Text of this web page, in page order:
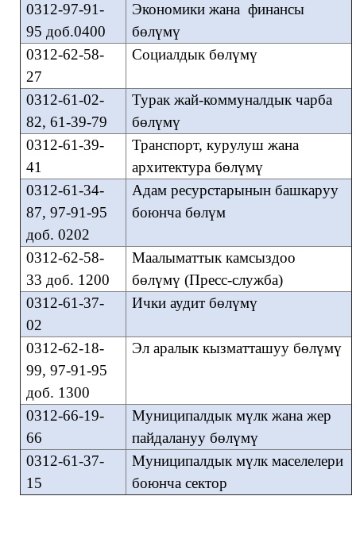
0312-97-91-
95 доб.0400
Экономики жана финансы
бөлүмү
0312-62-58-
27
Социалдык бөлүмү
0312-61-02-
82, 61-39-79
Турак жай-коммуналдык чарба
бөлүмү
0312-61-39-
41
Транспорт, курулуш жана
архитектура бөлүмү
0312-61-34-
87, 97-91-95
доб. 0202
Адам ресурстарынын башкаруу
боюнча бөлүм
0312-62-58-
33 доб. 1200
Маалыматтык камсыздоо
бөлүмү (Пресс-служба)
0312-61-37-
02
Ички аудит бөлүмү
0312-62-18-
99, 97-91-95
доб. 1300
Эл аралык кызматташуу бөлүмү
0312-66-19-
66
Муниципалдык мүлк жана жер
пайдалануу бөлүмү
0312-61-37-
15
Муниципалдык мүлк маселелери
боюнча сектор